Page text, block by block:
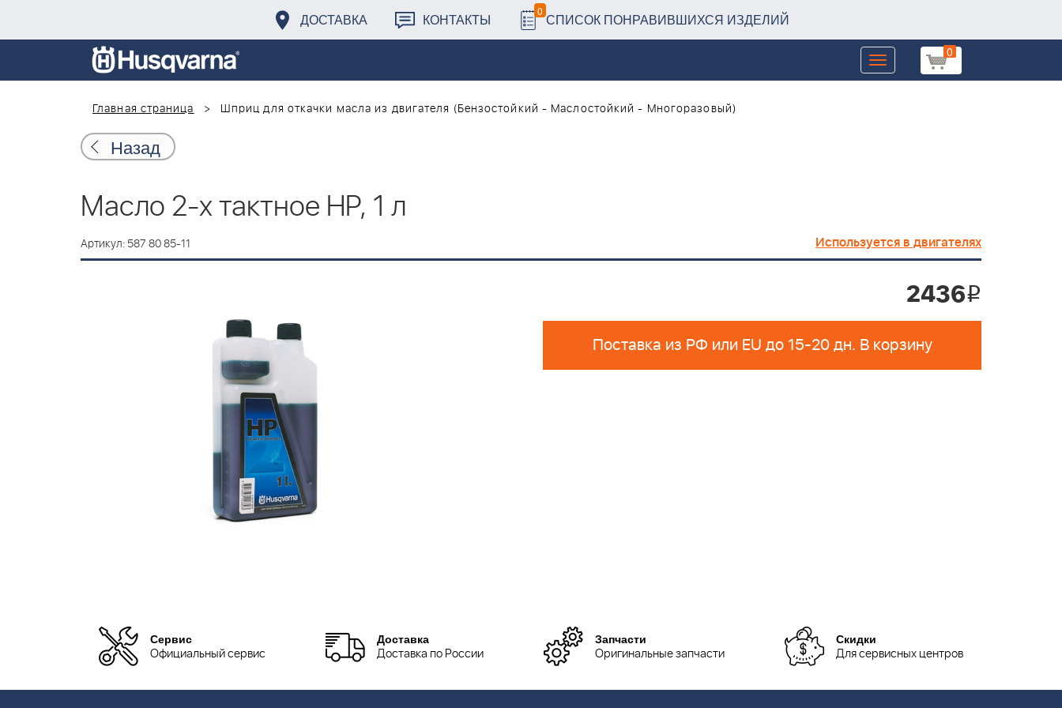
ДОСТАВКА КОНТАКТЫ 0 СПИСОК ПОНРАВИВШИХСЯ ИЗДЕЛИЙ
0
Toggle
navigation
Главная страница
Шприц для откачки масла из двигателя (Бензостойкий - Маслостойкий - Многоразовый)
Назад
Масло 2-х тактное HP, 1 л
Артикул: 587 80 85-11 Используется в двигателях
2436i
Поставка из РФ или EU до 15-20 дн. В корзину
Сервис
Официальный сервис
Доставка
Доставка по России
Запчасти
Оригинальные запчасти
Скидки
Для сервисных центров